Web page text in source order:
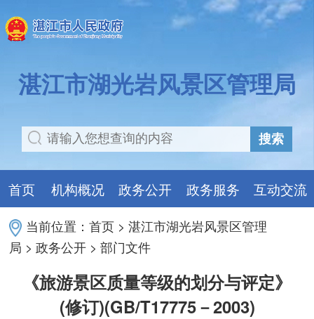
湛江市湖光岩风景区管理局
搜索
首页 机构概况 政务公开 政务服务 互动交流
当前位置：首页 >湛江市湖光岩风景区管理
局 >政务公开 >部门文件
《旅游景区质量等级的划分与评定》
(修订)(GB/T17775－2003)